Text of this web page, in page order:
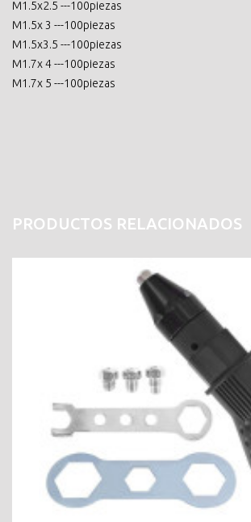
M1.5x2.5 ---100piezas
M1.5x 3 ---100piezas
M1.5x3.5 ---100piezas
M1.7x 4 ---100piezas
M1.7x 5 ---100piezas
PRODUCTOS RELACIONADOS